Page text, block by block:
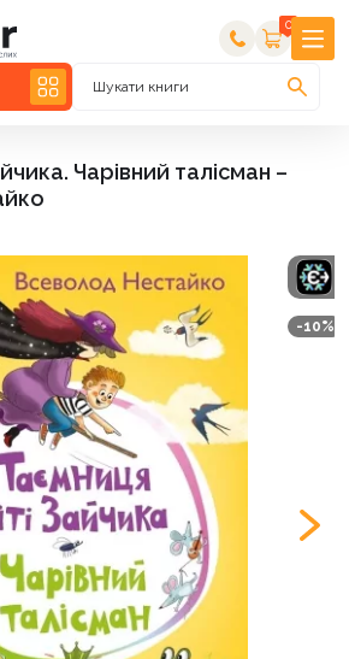
0
Шукати книги
Чарівний талісман –
-10%